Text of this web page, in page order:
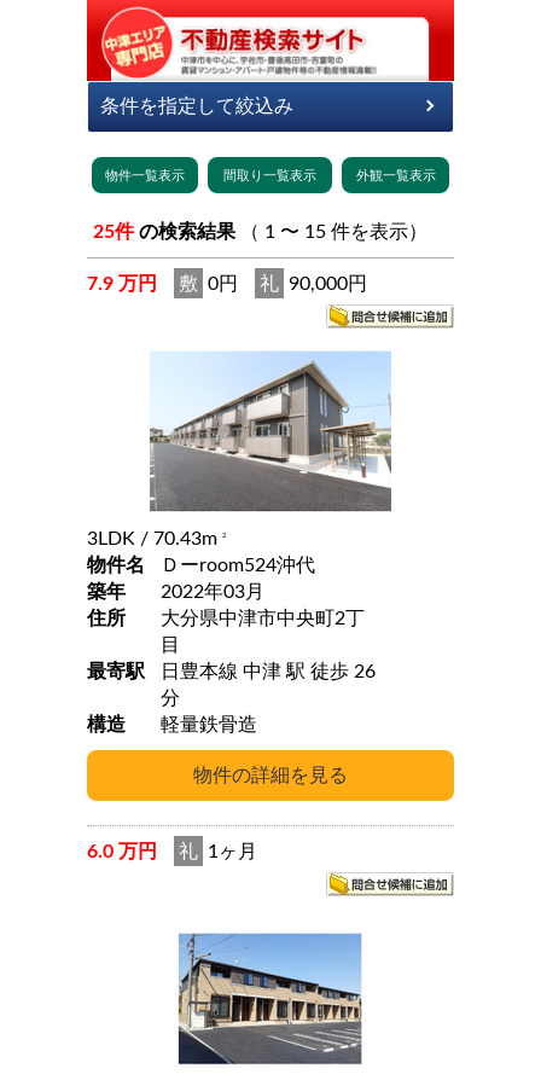
25件 の検索結果 （ 1 〜 15 件を表示）
7.9 万円 敷 0円 礼 90,000円
3LDK / 70.43m 2
物件名
Ｄーroom524沖代
築年
2022年03月
住所
大分県中津市中央町2丁
目
最寄駅
日豊本線 中津 駅 徒歩 26
分
構造
軽量鉄骨造
6.0 万円 礼 1ヶ月